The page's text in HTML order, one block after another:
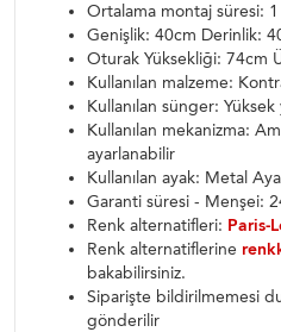
Ortalama montaj süresi:
Genişlik: 40cm Derinlik:
Oturak Yüksekliği: 74cm
Kullanılan malzeme:
Kullanılan sünger:
Kullanılan mekanizma:
ayarlanabilir
Kullanılan ayak: Metal
Garanti süresi - Menşei:
Renk alternatifleri: Paris-
Renk alternatiflerine
bakabilirsiniz.
Siparişte bildirilmemesi
gönderilir